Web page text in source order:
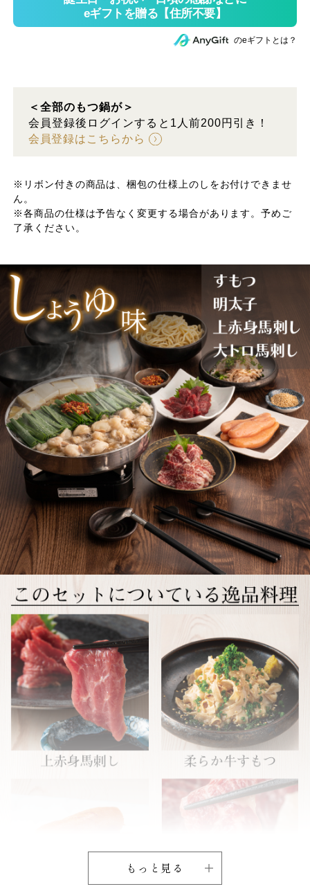
のeギフトとは？
＜全部のもつ鍋が＞
会員登録後ログインすると1人前200円引き！
会員登録はこちらから
※リボン付きの商品は、梱包の仕様上のしをお付けできませ
ん。
※各商品の仕様は予告なく変更する場合があります。予めご
了承ください。
もっと見る